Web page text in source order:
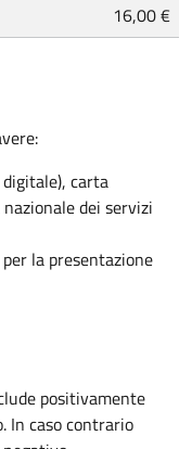
16,00 €
carta
dei servizi
la presentazione
positivamente
In caso contrario